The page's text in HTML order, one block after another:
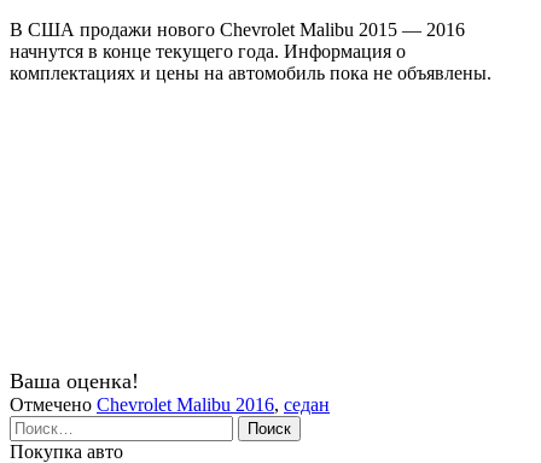
В США продажи нового Chevrolet Malibu 2015 — 2016
начнутся в конце текущего года. Информация о
комплектациях и цены на автомобиль пока не объявлены.
Ваша оценка!
Отмечено Chevrolet Malibu 2016, седан
Найти:
Покупка авто